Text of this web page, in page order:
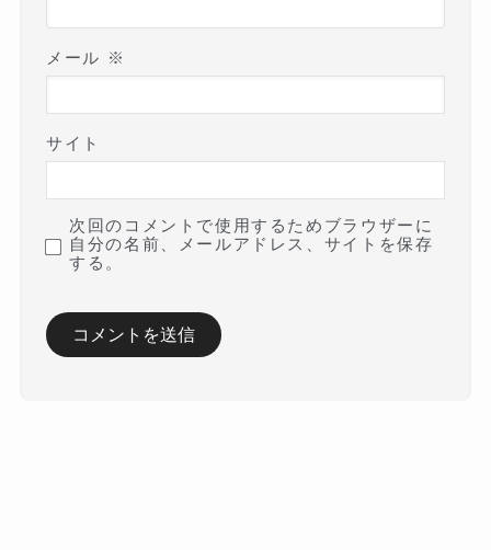
メール ※
サイト
次回のコメントで使用するためブラウザーに
自分の名前、メールアドレス、サイトを保存
する。